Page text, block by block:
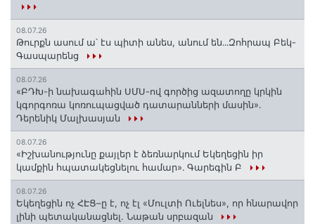
08.07.26
Թուրքն ասում ա՝ էս պիտի անես, անում են․․․Զոհրապ Բեկ-
Գասպարենց
08.07.26
«ԲԴԽ-ի նախագահին ՍՄՍ-ով գործից ազատողը կրկին
կգորգոռա կոռուպացված դատարանների մասին».
Դերենիկ Մալխասյան
08.07.26
«Իշխանությունը քայլեր է ձեռնարկում Եկեղեցին իր
կամքին հպատակեցնելու համար»․ Գարեգին Բ
08.07.26
Եկեղեցին ոչ ՀԷՑ–ը է, ոչ էլ «Մուլտի Ուելնես», որ հնարավոր
լինի պետականացնել. Նաթան սրբազան